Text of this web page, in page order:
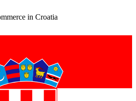
in Croatia